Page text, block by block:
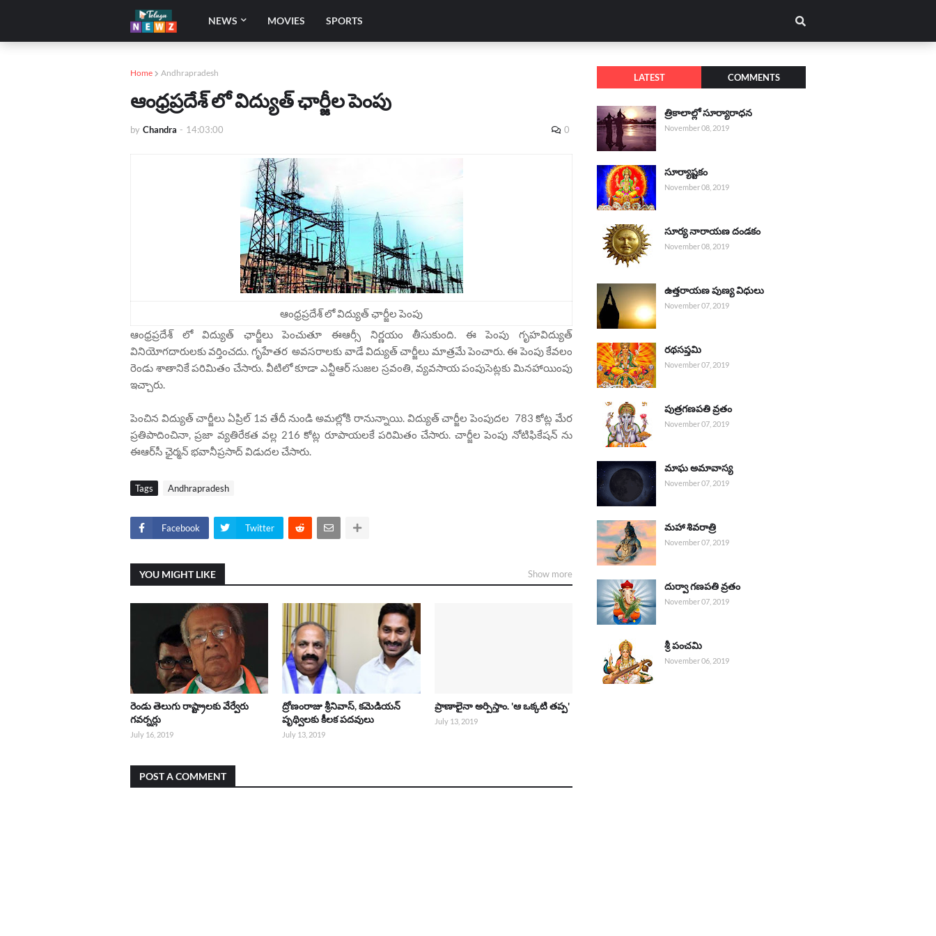
NEWS MOVIES SPORTS
Home Andhrapradesh
ఆంధ్రప్రదేశ్ లో విద్యుత్ ఛార్జీల పెంపు
by Chandra - 14:03:00 0
ఆంధ్రప్రదేశ్ లో విద్యుత్ ఛార్జీల పెంపు
ఆంధ్రప్రదేశ్ లో విద్యుత్ ఛార్జీలు పెంచుతూ ఈఆర్సీ నిర్ణయం తీసుకుంది. ఈ పెంపు గృహవిద్యుత్
వినియోగదారులకు వర్తించదు. గృహేతర అవసరాలకు వాడే విద్యుత్ చార్జీలు మాత్రమే పెంచారు. ఈ పెంపు కేవలం
రెండు శాతానికే పరిమితం చేసారు. వీటిలో కూడా ఎన్టీఆర్ సుజల స్రవంతి, వ్యవసాయ పంపుసెట్లకు మినహాయింపు
ఇచ్చారు.
పెంచిన విద్యుత్ చార్జీలు ఏప్రిల్ 1వ తేదీ నుండి అమల్లోకి రానున్నాయి. విద్యుత్ చార్జీల పెంపుదల 783 కోట్ల మేర
ప్రతిపాదించినా, ప్రజా వ్యతిరేకత వల్ల 216 కోట్ల రూపాయలకే పరిమితం చేసారు. చార్జీల పెంపు నోటిఫికేషన్ ను
ఈఆర్‌సీ ఛైర్మన్‌ భవానీప్రసాద్‌ విడుదల చేసారు.
Tags Andhrapradesh
Facebook Twitter
YOU MIGHT LIKE Show more
రెండు తెలుగు రాష్ట్రాలకు వేర్వేరు
గవర్నర్లు
July 16, 2019
ద్రోణంరాజు శ్రీనివాస్, కమెడియన్
పృథ్విలకు కీలక పదవులు
July 13, 2019
ప్రాణాలైనా అర్పిస్తాం. 'ఆ ఒక్కటి తప్ప'
July 13, 2019
POST A COMMENT
LATEST COMMENTS
త్రికాలాల్లో సూర్యారాధన
November 08, 2019
సూర్యాష్టకం
November 08, 2019
సూర్య నారాయణ దండకం
November 08, 2019
ఉత్తరాయణ పుణ్య విధులు
November 07, 2019
రథసప్తమి
November 07, 2019
పుత్రగణపతి వ్రతం
November 07, 2019
మాఘ అమావాస్య
November 07, 2019
మహా శివరాత్రి
November 07, 2019
దుర్వా గణపతి వ్రతం
November 07, 2019
శ్రీ పంచమి
November 06, 2019